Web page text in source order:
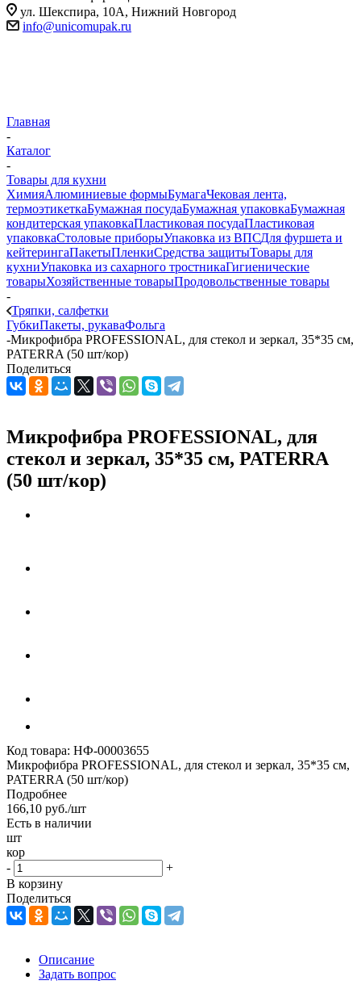
ул. Шекспира, 10А, Нижний Новгород
info@unicomupak.ru
Главная
-
Каталог
-
Товары для кухни
ХимияАлюминиевые формыБумагаЧековая лента,
термоэтикеткаБумажная посудаБумажная упаковкаБумажная
кондитерская упаковкаПластиковая посудаПластиковая
упаковкаСтоловые приборыУпаковка из ВПСДля фуршета и
кейтерингаПакетыПленкиСредства защитыТовары для
кухниУпаковка из сахарного тростникаГигиенические
товарыХозяйственные товарыПродовольственные товары
-
Тряпки, салфетки
ГубкиПакеты, рукаваФольга
-Микрофибра PROFESSIONAL, для стекол и зеркал, 35*35 см,
PATERRA (50 шт/кор)
Поделиться
Микрофибра PROFESSIONAL, для
стекол и зеркал, 35*35 см, PATERRA
(50 шт/кор)
Код товара: НФ-00003655
Микрофибра PROFESSIONAL, для стекол и зеркал, 35*35 см,
PATERRA (50 шт/кор)
Подробнее
166,10 руб./шт
Есть в наличии
шт
кор
-
+
В корзину
Поделиться
Описание
Задать вопрос